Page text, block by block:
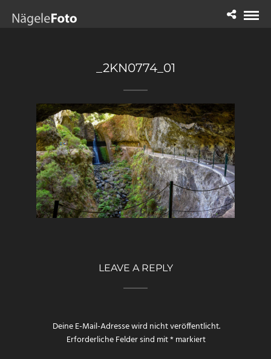
_2KN0774_01
LEAVE A REPLY
Deine E-Mail-Adresse wird nicht veröffentlicht.
Erforderliche Felder sind mit*markiert